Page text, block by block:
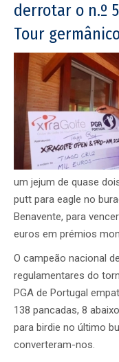
derrotar o n.º
Tour
um jejum de quase
putt para eagle no
Benavente, para
euros em prémios
O campeão nacional
regulamentares do
PGA de Portugal
138 pancadas, 8
para birdie no último
converteram-nos.